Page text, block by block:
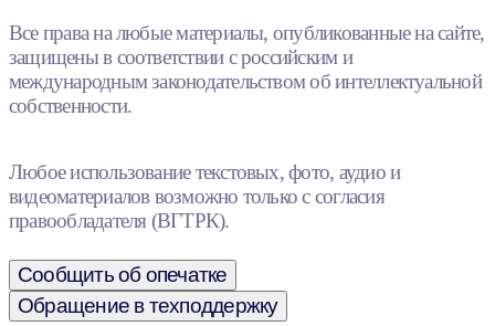
Все права на любые материалы, опубликованные на сайте,
защищены в соответствии с российским и
международным законодательством об интеллектуальной
собственности.
Любое использование текстовых, фото, аудио и
видеоматериалов возможно только с согласия
правообладателя (ВГТРК).
Сообщить об опечатке
Обращение в техподдержку